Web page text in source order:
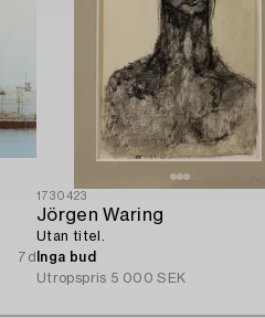
7d
1730423
Jörgen Waring
Utan titel.
Inga bud
Utropspris 5 000 SEK